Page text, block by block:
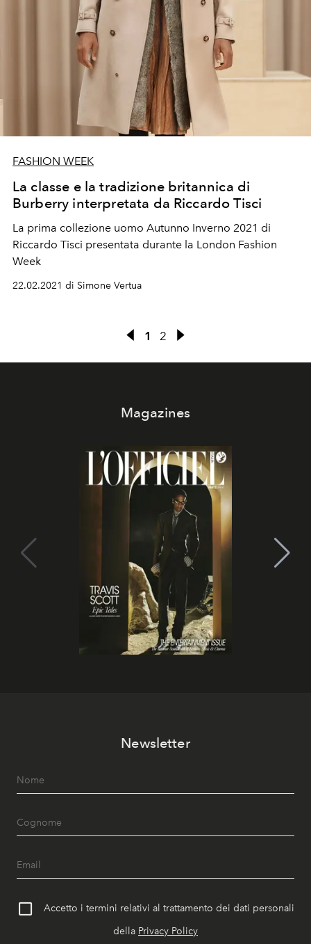
FASHION WEEK
La classe e la tradizione britannica di
Burberry interpretata da Riccardo Tisci
La prima collezione uomo Autunno Inverno 2021 di
Riccardo Tisci presentata durante la London Fashion
Week
22.02.2021 di Simone Vertua
1 2
Magazines
Newsletter
Accetto i termini relativi al trattamento dei dati personali
della Privacy Policy